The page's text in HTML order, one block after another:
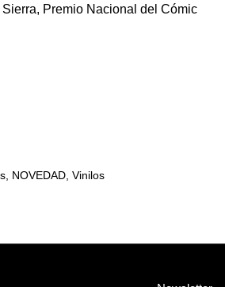
Premio Nacional del Cómic
NOVEDAD ,Vinilos